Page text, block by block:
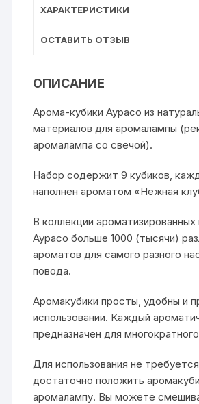
ХАРАКТЕРИСТИКИ
ОСТАВИТЬ ОТЗЫВ
ОПИСАНИЕ
Арома-кубики Аурасо из
материалов для аромалампы
аромалампа со свечой).
Набор содержит 9 кубиков,
наполнен ароматом «Нежная
В коллекции ароматизированных
Аурасо больше 1000 (тысячи)
ароматов для самого разного
повода.
Аромакубики просты, удобны и
использовании. Каждый
предназначен для
Для использования не
достаточно положить
аромалампу. Вы можете